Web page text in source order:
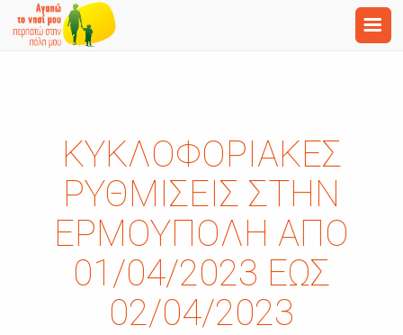
ΚΥΚΛΟΦΟΡΙΑΚΈΣ
ΡΥΘΜΊΣΕΙΣ ΣΤΗΝ
ΕΡΜΟΎΠΟΛΗ ΑΠΌ
01/04/2023 ΈΩΣ
02/04/2023